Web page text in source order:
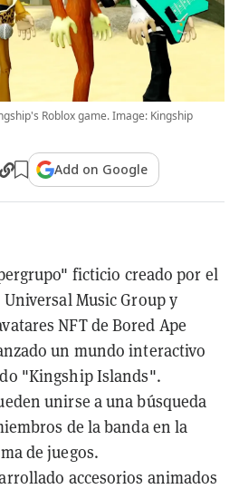
Roblox game. Image: Kingship
Add on Google
ficticio creado por el
Universal Music Group y
NFT de Bored Ape
un mundo interactivo
"Kingship Islands".
unirse a una búsqueda
de la banda en la
de juegos.
accesorios animados